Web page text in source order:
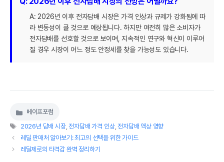
A: 2026년 이후 전자담배 시장은 가격 인상과 규제가 강화됨에 따
라 변동성이 클 것으로 예상됩니다. 하지만 여전히 많은 소비자가
전자담배를 선호할 것으로 보이며, 지속적인 연구와 혁신이 이루어
질 경우 시장이 어느 정도 안정세를 찾을 가능성도 있습니다.
카
테
베이프포럼
태
그
2026년 담배 시장, 전자담배 가격 인상, 전자담배 액상 영향
레딜 판매처 알아보기: 최고의 선택을 위한 가이드
레딜제로의 타격감 완벽 정리하기